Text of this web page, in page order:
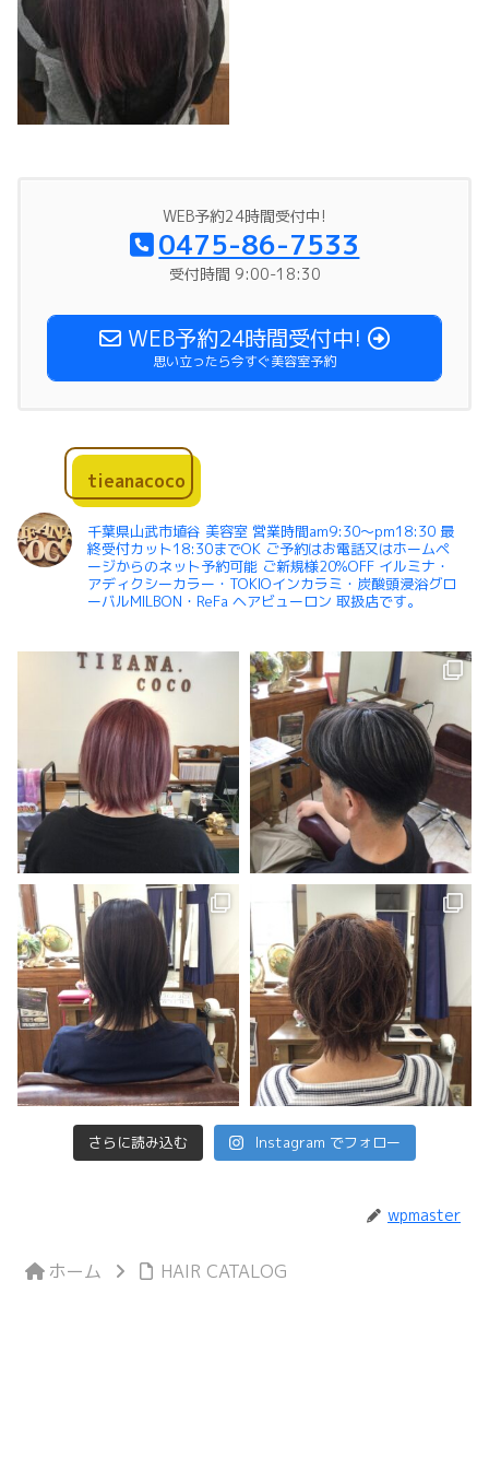
WEB予約24時間受付中!
0475-86-7533
受付時間 9:00-18:30
WEB予約24時間受付中!
思い立ったら今すぐ美容室予約
tieanacoco
千葉県山武市埴谷 美容室 営業時間am9:30〜pm18:30 最
終受付カット18:30までOK ご予約はお電話又はホームペ
ージからのネット予約可能 ご新規様20%OFF イルミナ・
アディクシーカラー・TOKIOインカラミ・炭酸頭浸浴グロ
ーバルMILBON・ReFa ヘアビューロン 取扱店です。
さらに読み込む Instagram でフォロー
wpmaster
ホーム HAIR CATALOG